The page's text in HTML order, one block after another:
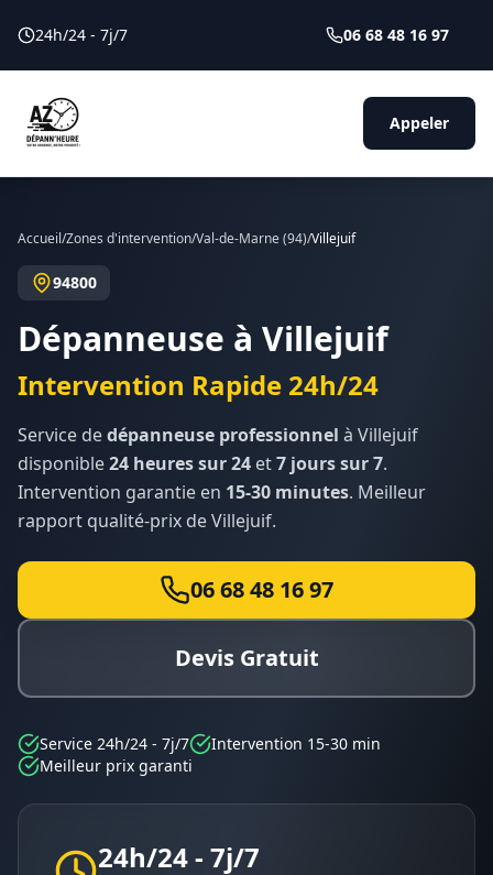
24h/24 - 7j/7 06 68 48 16 97
Appeler
Accueil/Zones d'intervention/Val-de-Marne(94)/Villejuif
94800
Dépanneuse à Villejuif
Intervention Rapide 24h/24
Service dedépanneuse professionnel à Villejuif
disponible24 heures sur 24 et7 jours sur 7.
Intervention garantie en 15-30 minutes. Meilleur
rapport qualité-prix deVillejuif.
06 68 48 16 97
Devis Gratuit
Service 24h/24 - 7j/7
Intervention 15-30 min
Meilleur prix garanti
24h/24 - 7j/7